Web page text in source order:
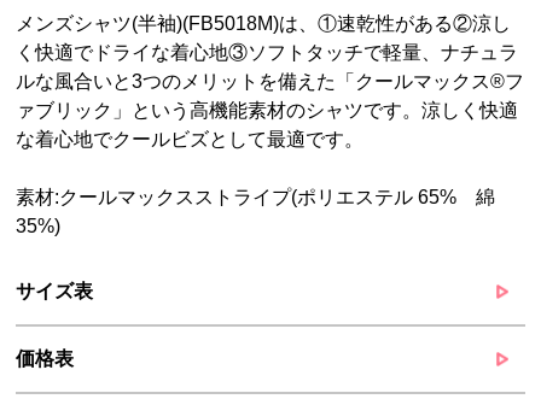
メンズシャツ(半袖)(FB5018M)は、①速乾性がある②涼し
く快適でドライな着心地③ソフトタッチで軽量、ナチュラ
ルな風合いと3つのメリットを備えた「クールマックス®フ
ァブリック」という高機能素材のシャツです。涼しく快適
な着心地でクールビズとして最適です。
素材:クールマックスストライプ(ポリエステル 65% 綿
35%)
サイズ表
価格表